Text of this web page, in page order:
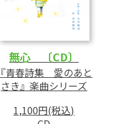
無心 〔CD〕
『青春詩集 愛のあと
さき』楽曲シリーズ
1,100円(税込)